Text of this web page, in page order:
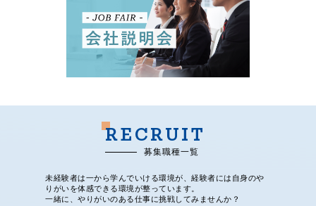
RECRUIT
募集職種一覧
未経験者は一から学んでいける環境が、経験者には自身のや
りがいを体感できる環境が整っています。
一緒に、やりがいのある仕事に挑戦してみませんか？